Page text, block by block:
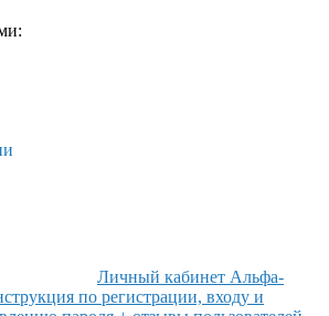
Личный кабинет Альфа-
по регистрации, входу и